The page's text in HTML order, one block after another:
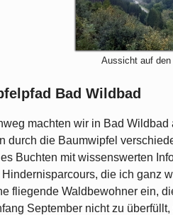
Aussicht auf
Bad Wildbad
machten wir in Bad Wildbad
durch die Baumwipfel
Buchten mit wissenswerten
die ich ganz
fliegende Waldbewohner ein,
September nicht zu